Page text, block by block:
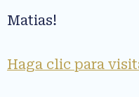
Matias!
Haga clic para